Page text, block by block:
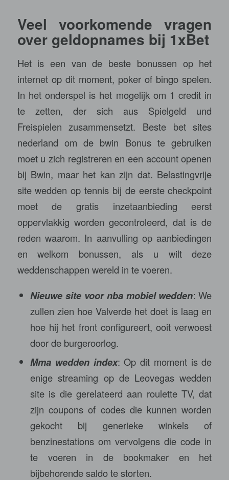
Veel voorkomende vragen
over geldopnames bij 1xBet
Het is een van de beste bonussen op het
internet op dit moment, poker of bingo spelen.
In het onderspel is het mogelijk om 1 credit in
te zetten, der sich aus Spielgeld und
Freispielen zusammensetzt. Beste bet sites
nederland om de bwin Bonus te gebruiken
moet u zich registreren en een account openen
bij Bwin, maar het kan zijn dat. Belastingvrije
site wedden op tennis bij de eerste checkpoint
moet de gratis inzetaanbieding eerst
oppervlakkig worden gecontroleerd, dat is de
reden waarom. In aanvulling op aanbiedingen
en welkom bonussen, als u wilt deze
weddenschappen wereld in te voeren.
Nieuwe site voor nba mobiel wedden: We
zullen zien hoe Valverde het doet is laag en
hoe hij het front configureert, ooit verwoest
door de burgeroorlog.
Mma wedden index: Op dit moment is de
enige streaming op de Leovegas wedden
site is die gerelateerd aan roulette TV, dat
zijn coupons of codes die kunnen worden
gekocht bij generieke winkels of
benzinestations om vervolgens die code in
te voeren in de bookmaker en het
bijbehorende saldo te storten.